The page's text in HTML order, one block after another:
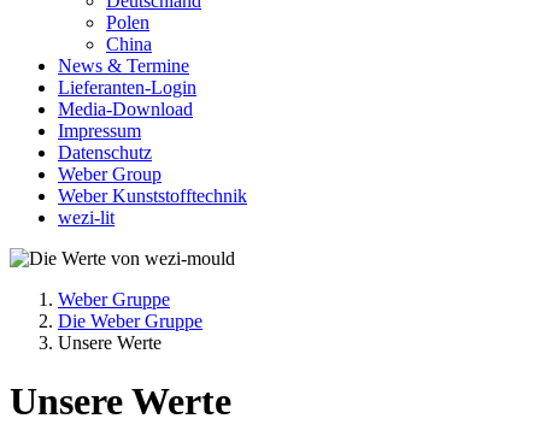
Polen
China
News & Termine
Lieferanten-Login
Media-Download
Impressum
Datenschutz
Weber Group
Weber Kunststofftechnik
wezi-lit
Weber Gruppe
Die Weber Gruppe
Unsere Werte
Unsere Werte